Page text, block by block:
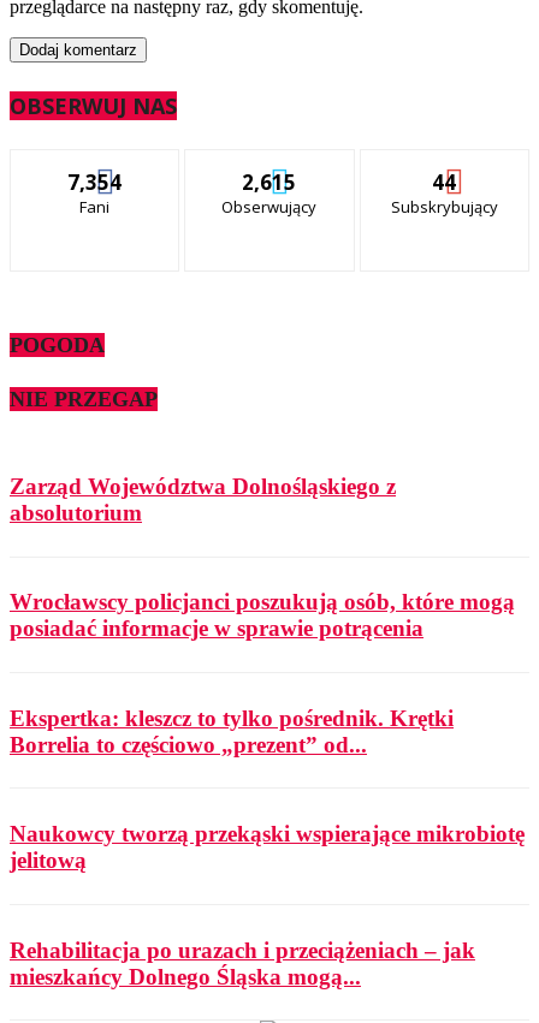
przeglądarce na następny raz, gdy skomentuję.
OBSERWUJ NAS
7,354
Fani
2,615
Obserwujący
44
Subskrybujący
POGODA
NIE PRZEGAP
Zarząd Województwa Dolnośląskiego z
absolutorium
Wrocławscy policjanci poszukują osób, które mogą
posiadać informacje w sprawie potrącenia
Ekspertka: kleszcz to tylko pośrednik. Krętki
Borrelia to częściowo „prezent” od...
Naukowcy tworzą przekąski wspierające mikrobiotę
jelitową
Rehabilitacja po urazach i przeciążeniach – jak
mieszkańcy Dolnego Śląska mogą...